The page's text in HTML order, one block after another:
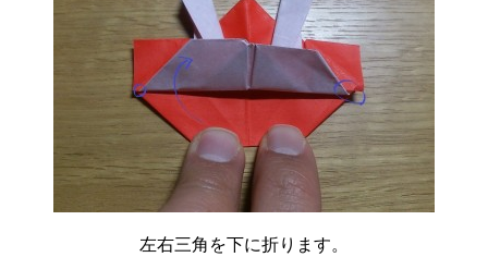
左右三角を下に折ります。